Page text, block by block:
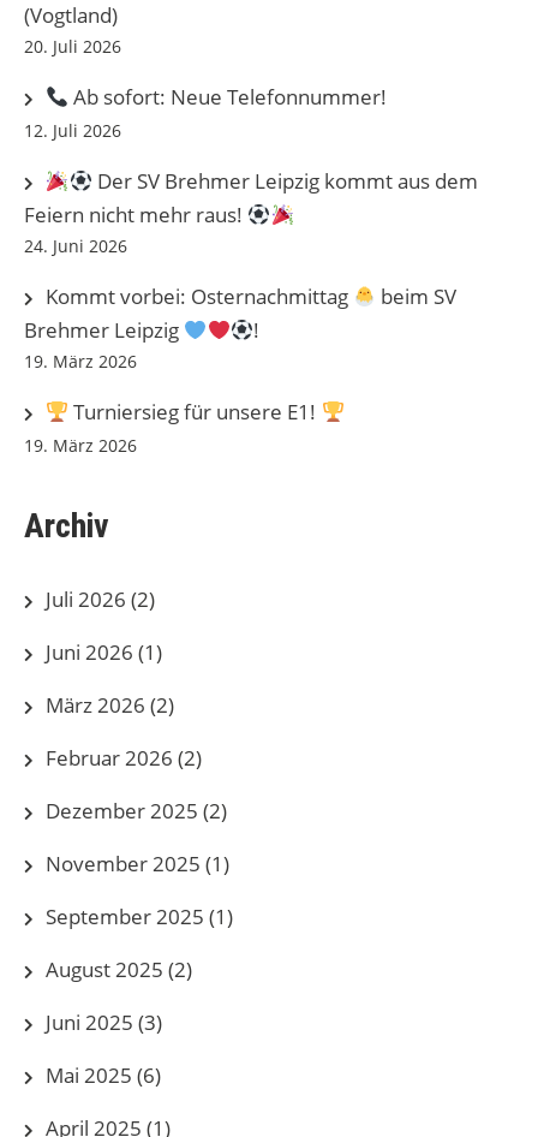
(Vogtland)
20. Juli 2026
Ab sofort: Neue Telefonnummer!
12. Juli 2026
Der SV Brehmer Leipzig kommt aus dem
Feiern nicht mehr raus!
24. Juni 2026
Kommt vorbei: Osternachmittag
beim SV
Brehmer Leipzig
!
19. März 2026
Turniersieg für unsere E1!
19. März 2026
Archiv
Juli 2026 (2)
Juni 2026 (1)
März 2026 (2)
Februar 2026 (2)
Dezember 2025 (2)
November 2025 (1)
September 2025 (1)
August 2025 (2)
Juni 2025 (3)
Mai 2025 (6)
April 2025 (1)